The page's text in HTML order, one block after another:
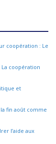
coopération : Le
La coopération
et
fin août comme
l’aide aux